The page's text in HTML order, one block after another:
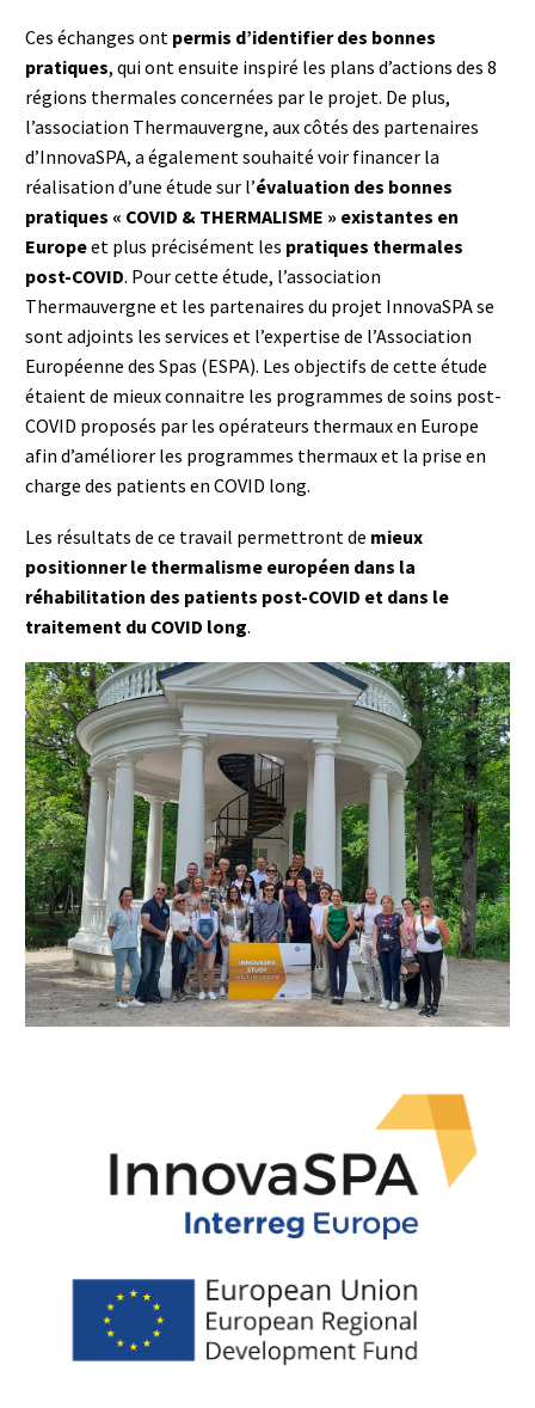
Ces échanges ont permis d’identifier des bonnes
pratiques, qui ont ensuite inspiré les plans d’actions des 8
régions thermales concernées par le projet. De plus,
l’association Thermauvergne, aux côtés des partenaires
d’InnovaSPA, a également souhaité voir financer la
réalisation d’une étude sur l’évaluation des bonnes
pratiques « COVID & THERMALISME » existantes en
Europeet plus précisément les pratiques thermales
post-COVID. Pour cette étude, l’association
Thermauvergne et les partenaires du projet InnovaSPA se
sont adjoints les services et l’expertise de l’Association
Européenne des Spas (ESPA). Les objectifs de cette étude
étaient de mieux connaitre les programmes de soins post-
COVID proposés par les opérateurs thermaux en Europe
afin d’améliorer les programmes thermaux et la prise en
charge des patients en COVID long.
Les résultats de ce travail permettront de mieux
positionner le thermalisme européen dans la
réhabilitation des patients post-COVID et dans le
traitement du COVID long.